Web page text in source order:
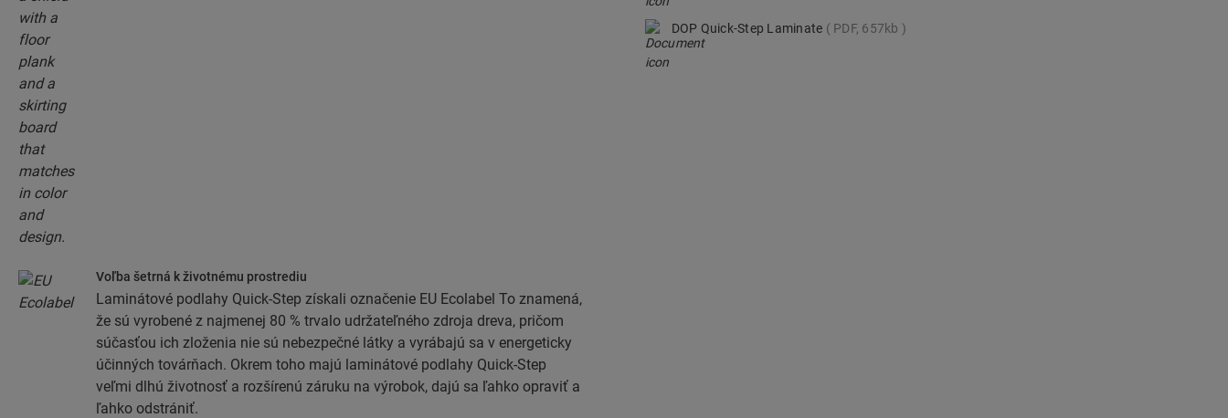
Voľba šetrná k životnému prostrediu
Laminátové podlahy Quick-Step získali označenie EU Ecolabel To znamená,
že sú vyrobené z najmenej 80 % trvalo udržateľného zdroja dreva, pričom
súčasťou ich zloženia nie sú nebezpečné látky a vyrábajú sa v energeticky
účinných továrňach. Okrem toho majú laminátové podlahy Quick-Step
veľmi dlhú životnosť a rozšírenú záruku na výrobok, dajú sa ľahko opraviť a
ľahko odstrániť.
DOP Quick-Step Laminate PDF, 657kb